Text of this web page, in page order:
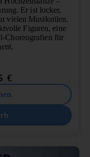
Er ist locker,
vielen Musikstilen.
Figuren, eine
Choreografien für
€